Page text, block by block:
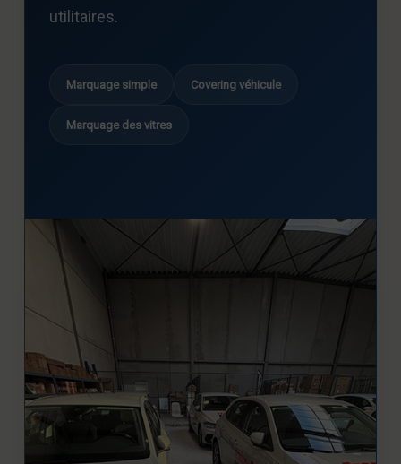
utilitaires.
Marquage simple Covering véhicule
Marquage des vitres